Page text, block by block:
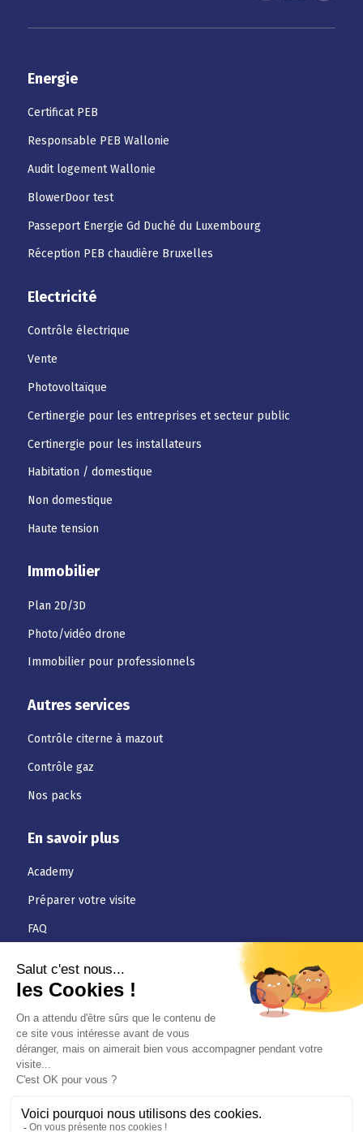
Energie
Certificat PEB
Responsable PEB Wallonie
Audit logement Wallonie
BlowerDoor test
Passeport Energie Gd Duché du Luxembourg
Réception PEB chaudière Bruxelles
Electricité
Contrôle électrique
Vente
Photovoltaïque
Certinergie pour les entreprises et secteur public
Certinergie pour les installateurs
Habitation / domestique
Non domestique
Haute tension
Immobilier
Plan 2D/3D
Photo/vidéo drone
Immobilier pour professionnels
Autres services
Contrôle citerne à mazout
Contrôle gaz
Nos packs
En savoir plus
Academy
Préparer votre visite
FAQ
Jobs
Actualités
Conditions générales
Politique de confidentialité